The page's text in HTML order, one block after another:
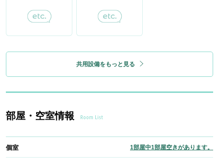
共用設備をもっと見る
部屋・空室情報 Room List
個室 1部屋中1部屋空きがあります。